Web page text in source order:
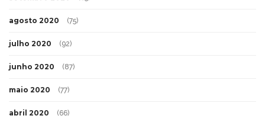
agosto 2020 (75)
julho 2020 (92)
junho 2020 (87)
maio 2020 (77)
abril 2020 (66)